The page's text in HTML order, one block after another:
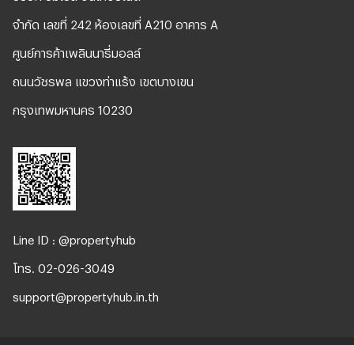
จํากัด เลขที่ 242 ห้องเลขที่ A210 อาคาร A
ศูนย์การค้าเพลินนารี่มอลล์
ถนนวัชรพล แขวงท่าแร้ง เขตบางเขน
กรุงเทพมหานคร 10230
Line ID : @propertyhub
โทร. 02-026-3049
support@propertyhub.in.th